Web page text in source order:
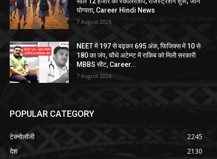
योग्यता, Career Hindi News
7 August 2026
NEET में 197 से बढ़कर 695 अंक, फिजिक्स में 10 से
180 का जंप, चौथे अटेम्प्ट में राकिब को मिली सरकारी
MBBS सीट, Career...
7 August 2026
POPULAR CATEGORY
टेक्नोलॉजी
2245
देश
2130